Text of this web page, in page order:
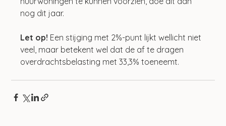
nog dit jaar.
Let op! Een stijging met 2%-punt lijkt wellicht niet
veel, maar betekent wel dat de af te dragen
overdrachtsbelasting met 33,3% toeneemt.